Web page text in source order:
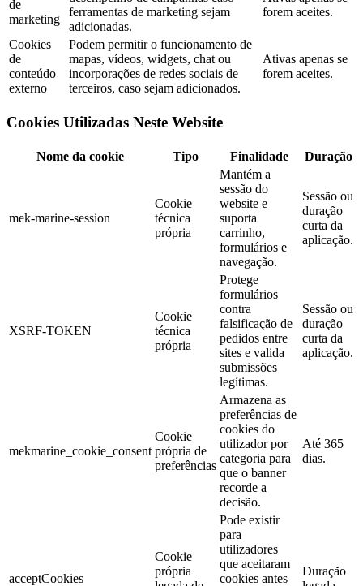
de
marketing
ferramentas de marketing sejam
adicionadas.
forem aceites.
Cookies
de
conteúdo
externo
Podem permitir o funcionamento de
mapas, vídeos, widgets, chat ou
incorporações de redes sociais de
terceiros, caso sejam adicionados.
Ativas apenas se
forem aceites.
Cookies Utilizadas Neste Website
Nome da cookie Tipo Finalidade Duração
mek-marine-session
Cookie
técnica
própria
Mantém a
sessão do
website e
suporta
carrinho,
formulários e
navegação.
Sessão ou
duração
curta da
aplicação.
XSRF-TOKEN
Cookie
técnica
própria
Protege
formulários
contra
falsificação de
pedidos entre
sites e valida
submissões
legítimas.
Sessão ou
duração
curta da
aplicação.
mekmarine_cookie_consent
Cookie
própria de
preferências
Armazena as
preferências de
cookies do
utilizador por
categoria para
que o banner
recorde a
decisão.
Até 365
dias.
acceptCookies
Cookie
própria
Pode existir
para
utilizadores
que aceitaram
cookies antes
Duração